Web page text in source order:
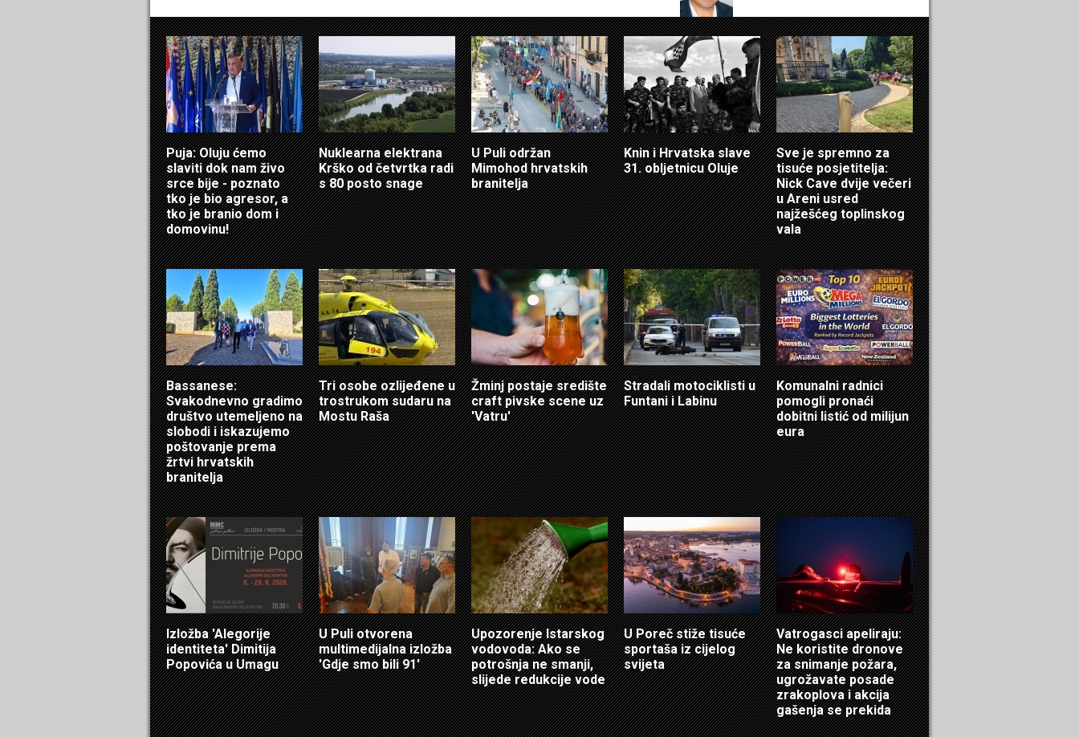
Puja: Oluju ćemo
slaviti dok nam živo
srce bije - poznato
tko je bio agresor, a
tko je branio dom i
domovinu!
Nuklearna elektrana
Krško od četvrtka radi
s 80 posto snage
U Puli održan
Mimohod hrvatskih
branitelja
Knin i Hrvatska slave
31. obljetnicu Oluje
Sve je spremno za
tisuće posjetitelja:
Nick Cave dvije večeri
u Areni usred
najžešćeg toplinskog
vala
Bassanese:
Svakodnevno gradimo
društvo utemeljeno na
slobodi i iskazujemo
poštovanje prema
žrtvi hrvatskih
branitelja
Tri osobe ozlijeđene u
trostrukom sudaru na
Mostu Raša
Žminj postaje središte
craft pivske scene uz
'Vatru'
Stradali motociklisti u
Funtani i Labinu
Komunalni radnici
pomogli pronaći
dobitni listić od milijun
eura
Izložba 'Alegorije
identiteta' Dimitija
Popovića u Umagu
U Puli otvorena
multimedijalna izložba
'Gdje smo bili 91'
Upozorenje Istarskog
vodovoda: Ako se
potrošnja ne smanji,
slijede redukcije vode
U Poreč stiže tisuće
sportaša iz cijelog
svijeta
Vatrogasci apeliraju:
Ne koristite dronove
za snimanje požara,
ugrožavate posade
zrakoplova i akcija
gašenja se prekida